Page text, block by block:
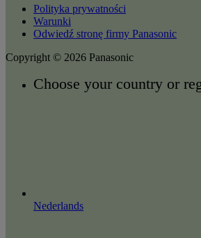
Polityka prywatności
Warunki
Odwiedź stronę firmy Panasonic
Copyright © 2026 Panasonic
Choose your country or
Nederlands